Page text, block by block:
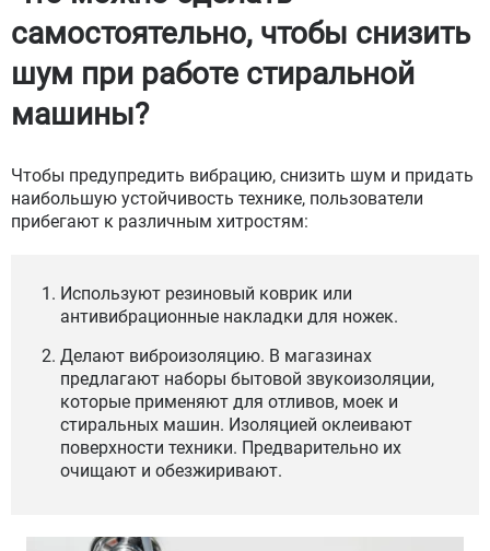
самостоятельно, чтобы снизить
шум при работе стиральной
машины?
Чтобы предупредить вибрацию, снизить шум и придать
наибольшую устойчивость технике, пользователи
прибегают к различным хитростям:
Используют резиновый коврик или
антивибрационные накладки для ножек.
Делают виброизоляцию. В магазинах
предлагают наборы бытовой звукоизоляции,
которые применяют для отливов, моек и
стиральных машин. Изоляцией оклеивают
поверхности техники. Предварительно их
очищают и обезжиривают.